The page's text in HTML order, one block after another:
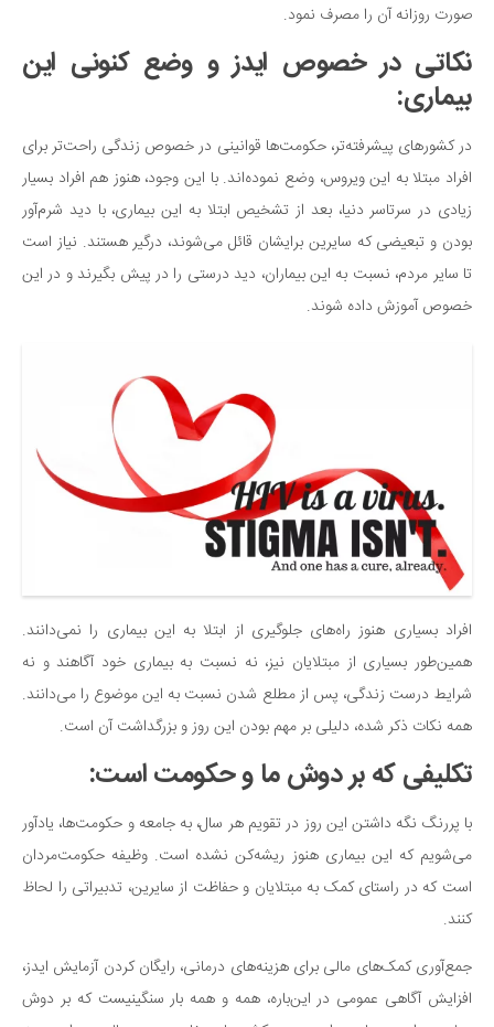
صورت روزانه آن را مصرف نمود.
نکاتی در خصوص ایدز و وضع کنونی این
بیماری:
در کشورهای پیشرفته‌تر، حکومت‌ها قوانینی در خصوص زندگی راحت‌تر برای
افراد مبتلا به این ویروس، وضع نموده‌اند. با این وجود، هنوز هم افراد بسیار
زیادی در سرتاسر دنیا، بعد از تشخیص ابتلا به این بیماری، با دید شرم‌آور
بودن و تبعیضی که سایرین برایشان قائل می‌شوند، درگیر هستند. نیاز است
تا سایر مردم، نسبت به این بیماران، دید درستی را در پیش بگیرند و در این
خصوص آموزش داده شوند.
افراد بسیاری هنوز راه‌های جلوگیری از ابتلا به این بیماری را نمی‌دانند.
همین‌طور بسیاری از مبتلایان نیز، نه نسبت به بیماری خود آگاهند و نه
شرایط درست زندگی، پس از مطلع شدن نسبت به این موضوع را می‌دانند.
همه نکات ذکر شده، دلیلی بر مهم بودن این روز و بزرگداشت آن است.
تکلیفی که بر دوش ما و حکومت است:
با پررنگ نگه داشتن این روز در تقویم هر سال، به جامعه و حکومت‌ها، یادآور
می‌شویم که این بیماری هنوز ریشه‌کن نشده است. وظیفه حکومت‌مردان
است که در راستای کمک به مبتلایان و حفاظت از سایرین، تدبیراتی را لحاظ
کنند.
جمع‌آوری کمک‌های مالی برای هزینه‌های درمانی، رایگان کردن آزمایش ایدز،
افزایش آگاهی عمومی در این‌باره، همه و همه بار سنگینیست که بر دوش